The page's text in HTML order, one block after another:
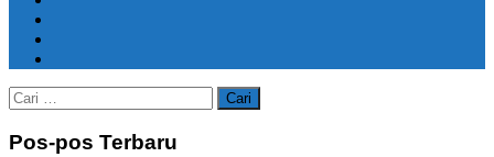
Cari
untuk:
Pos-pos Terbaru